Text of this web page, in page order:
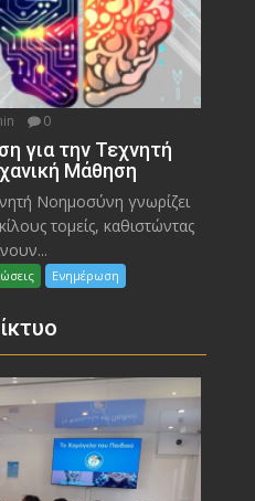
0
για την Τεχνητή
Μάθηση
Νοημοσύνη γνωρίζει
τομείς, καθιστώντας
Ενημέρωση